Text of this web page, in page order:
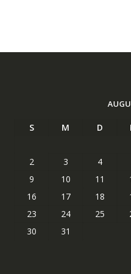
S M D
2
3 4
9
10 11
16
17 18
23
24 25
30
31